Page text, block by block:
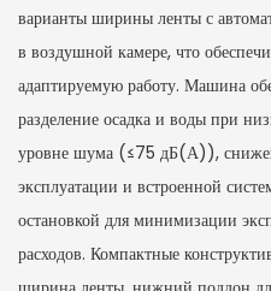
варианты ширины ленты с
в воздушной камере, что
адаптируемую работу. Машина
разделение осадка и воды при
уровне шума (≤75 дБ(А)),
эксплуатации и встроенной
остановкой для минимизации
расходов. Компактные